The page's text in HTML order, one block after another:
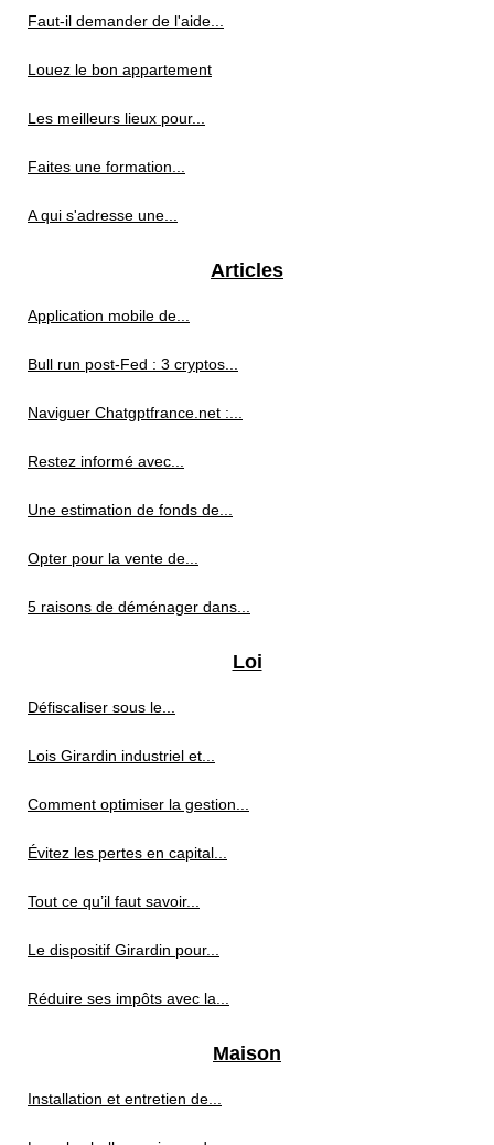
Faut-il demander de l'aide...
Louez le bon appartement
Les meilleurs lieux pour...
Faites une formation...
A qui s'adresse une...
Articles
Application mobile de...
Bull run post-Fed : 3 cryptos...
Naviguer Chatgptfrance.net :...
Restez informé avec...
Une estimation de fonds de...
Opter pour la vente de...
5 raisons de déménager dans...
Loi
Défiscaliser sous le...
Lois Girardin industriel et...
Comment optimiser la gestion...
Évitez les pertes en capital...
Tout ce qu’il faut savoir...
Le dispositif Girardin pour...
Réduire ses impôts avec la...
Maison
Installation et entretien de...